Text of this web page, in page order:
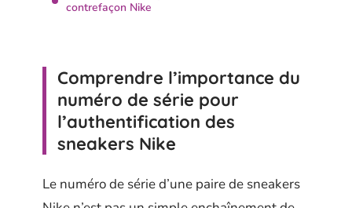
contrefaçon Nike
Comprendre l’importance du
numéro de série pour
l’authentification des
sneakers Nike
Le numéro de série d’une paire de sneakers